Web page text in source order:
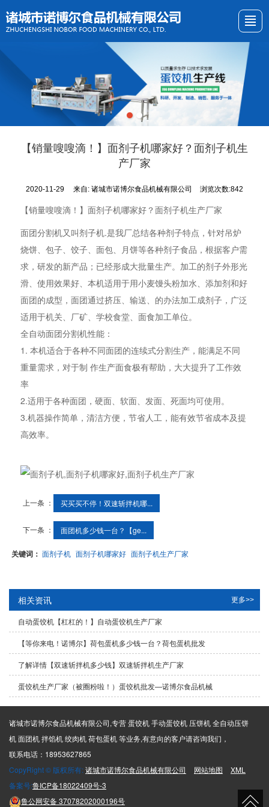
新闻资讯
【销量嗖嗖滴！】面剂子机哪家好？面剂子机生
产厂家
2020-11-29 来自:诸城市诺博尔食品机械有限公司 浏览次数:842
【销量嗖嗖滴！】面剂子机哪家好？面剂子机生产厂家
面团分割机又叫剂子机.是我厂总结各种剂子特点，针对吊炉
烧饼、包子、饺子、面包、月饼等各种剂子食品，根据客户需
求，研发的新产品；已经形成大批量生产。加工的剂子外形光
滑、使用效果好、本机适用于用小麦馒头粉加水、添加剂和好
面团的成型，面团通过挤压、输送、的办法加工成剂子，广泛
适用于机关、厂矿、学校食堂、面食加工单位。
全自动面团分割机性能：
1. 本机适合于各种不同面团的连续式分割生产，能满足不同
重量需求，对于制 作生产面食极有帮助，大大提升了工作效
率
2.适用于各种面团，硬面、软面、发面、死面均可使用。
3.机器操作简单，清洁方便，节省人工，能有效节省成本及提
高效率。
上一条 ： 买买买不停！双速斩拌机哪...
下一条 ： 面团机多少钱一台？【ge...
关键词：面剂子机 面剂子机哪家好 面剂子机生产厂家
相关资讯 更多>>
自动蛋饺机【杠杠的！】自动蛋饺机生产厂家
【等你来电！诺博尔】荷包蛋机多少钱一台？荷包蛋机批发
了解详情【双速斩拌机多少钱】双速斩拌机生产厂家
蛋饺机生产厂家（被圈粉啦！）蛋饺机批发—诺博尔食品机械
诸城市诺博尔食品机械有限公司,专营 蛋饺机 手动蛋饺机 压饼机 全自动压饼
机 面团机 拌馅机 绞肉机 荷包蛋机 等业务,有意向的客户请咨询我们，
联系电话：18953627865
CopyRight © 版权所有:诸城市诺博尔食品机械有限公司 网站地图
XML
备案号:鲁ICP备18022409号-3
鲁公网安备37078202000196号